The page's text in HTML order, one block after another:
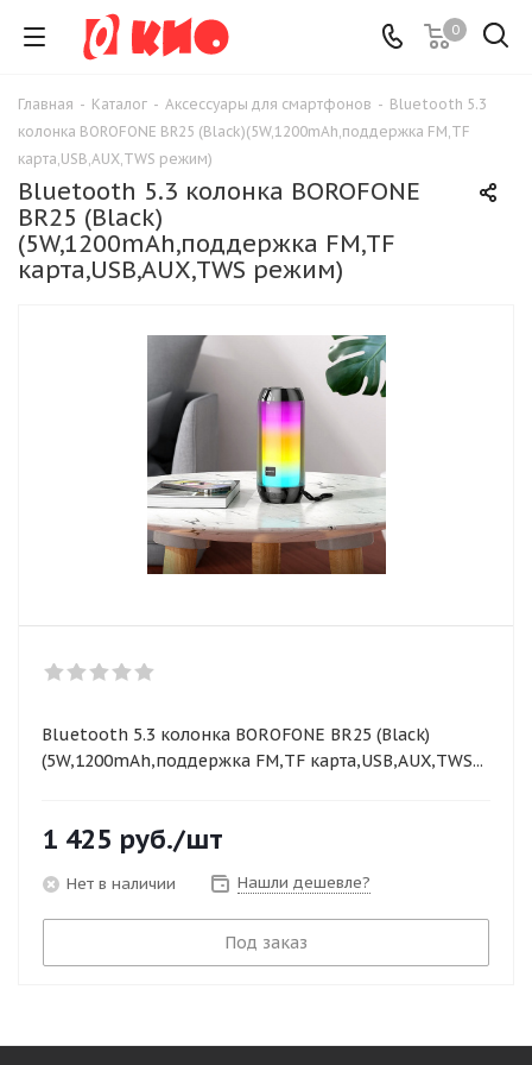
0
Главная - Каталог - Аксессуары для смартфонов - Bluetooth 5.3
колонка BOROFONE BR25 (Black)(5W,1200mAh,поддержка FM,TF
карта,USB,AUX,TWS режим)
Bluetooth 5.3 колонка BOROFONE
BR25 (Black)
(5W,1200mAh,поддержка FM,TF
карта,USB,AUX,TWS режим)
Bluetooth 5.3 колонка BOROFONE BR25 (Black)
(5W,1200mAh,поддержка FM,TF карта,USB,AUX,TWS...
1 425 руб./шт
Нет в наличии Нашли дешевле?
Под заказ